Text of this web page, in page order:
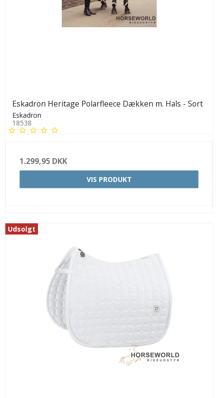
Eskadron Heritage Polarfleece Dækken m. Hals - Sort
Eskadron
18538
1.299,95 DKK
VIS PRODUKT
Udsolgt